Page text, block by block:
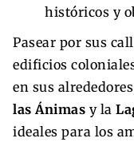
históricos y
Pasear por sus
edificios
en sus
las Ánimas y la
ideales para los